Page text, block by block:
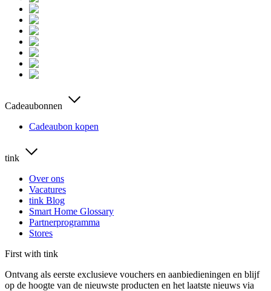
Cadeaubonnen
Cadeaubon kopen
tink
Over ons
Vacatures
tink Blog
Smart Home Glossary
Partnerprogramma
Stores
First with tink
Ontvang als eerste exclusieve vouchers en aanbiedieningen en blijf
op de hoogte van de nieuwste producten en het laatste nieuws via